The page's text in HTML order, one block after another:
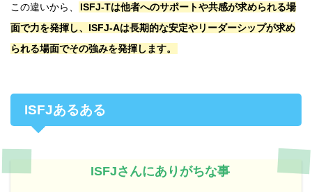
この違いから、
ISFJ-Tは他者へのサポートや共感が求められる場
面で力を発揮し、ISFJ-Aは長期的な安定やリーダーシップが求め
られる場面でその強みを発揮します。
ISFJあるある
ISFJさんにありがちな事